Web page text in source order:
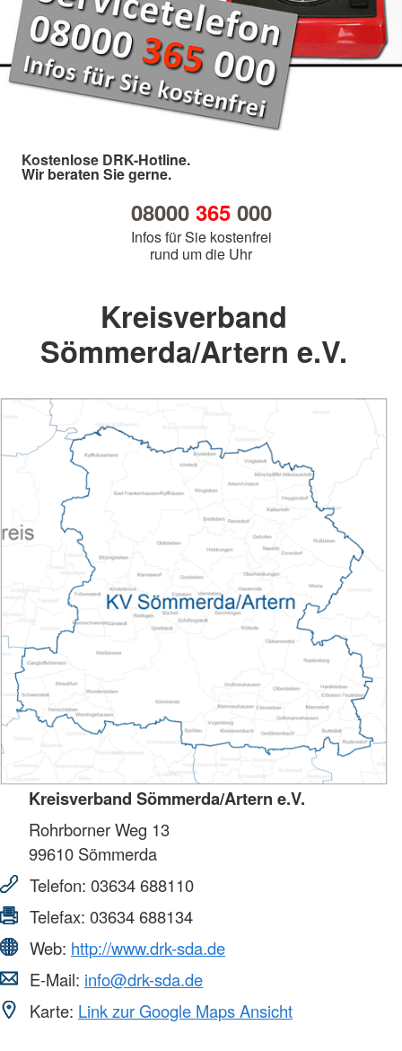
Kostenlose DRK-Hotline.
Wir beraten Sie gerne.
08000 365000
Infos für Sie kostenfrei
rund um die Uhr
Kreisverband
Sömmerda/Artern e.V.
Kreisverband Sömmerda/Artern e.V.
Rohrborner Weg 13
99610 Sömmerda
Telefon: 03634 688110
Telefax: 03634 688134
Web: http://www.drk-sda.de
E-Mail: info@drk-sda.de
Karte: Link zur Google Maps Ansicht